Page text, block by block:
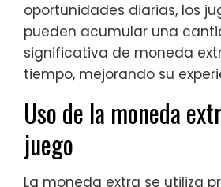
oportunidades diarias, los
pueden acumular una
significativa de moneda
tiempo, mejorando su
Uso de la moneda
juego
La moneda extra se utiliza